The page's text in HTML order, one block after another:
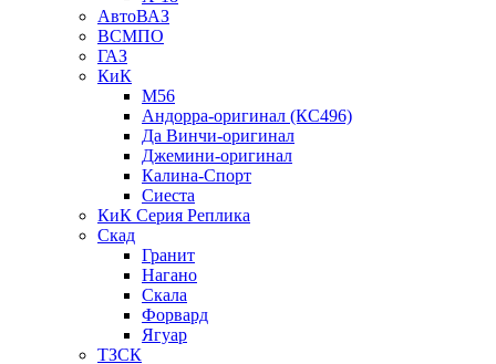
АвтоВАЗ
ВСМПО
ГАЗ
КиК
M56
Андорра-оригинал (КС496)
Да Винчи-оригинал
Джемини-оригинал
Калина-Спорт
Сиеста
КиК Серия Реплика
Скад
Гранит
Нагано
Скала
Форвард
Ягуар
ТЗСК